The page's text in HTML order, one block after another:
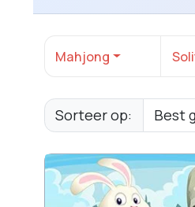
Mahjong
Sorteer op: